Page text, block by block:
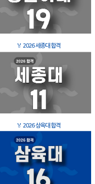
🏅 2026 세종대 합격
🏅 2026 삼육대 합격